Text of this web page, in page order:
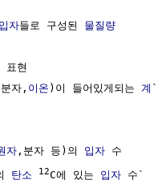
입자들로 구성된 물질량
표현
자, 이온 )이 들어있게되는 계
자 ,분자 등)의 입자 수
탄소 12C에 있는 입자 수`